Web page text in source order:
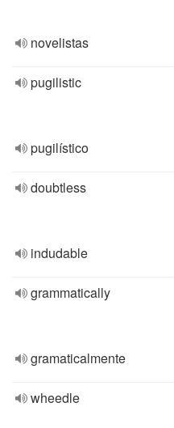
novelistas
pugilistic
pugilístico
doubtless
indudable
grammatically
gramaticalmente
wheedle